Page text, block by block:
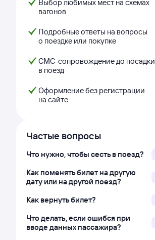
Выбор любимых мест на схемах
вагонов
Подробные ответы на вопросы
о поездке или покупке
СМС-сопровождение до посадки
в поезд
Оформление без регистрации
на сайте
Частые вопросы
Что нужно, чтобы сесть в поезд?
Как поменять билет на другую
дату или на другой поезд?
Как вернуть билет?
Что делать, если ошибся при
вводе данных пассажира?